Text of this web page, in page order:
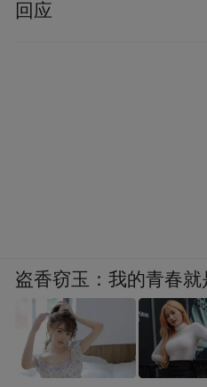
回应
盗香窃玉：我的青春就